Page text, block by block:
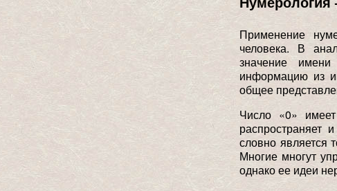
Применение
человека. В
значение
информацию из
общее
Число «0»
распространяет
словно является
Многие многут
однако ее идеи